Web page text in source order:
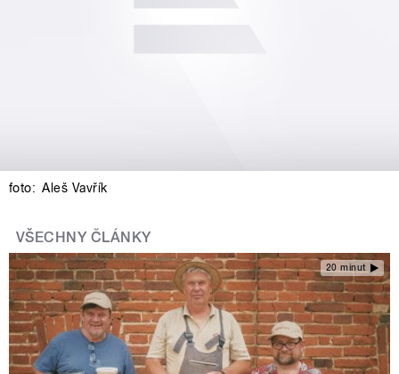
foto: Aleš Vavřík
VŠECHNY ČLÁNKY
20 minut